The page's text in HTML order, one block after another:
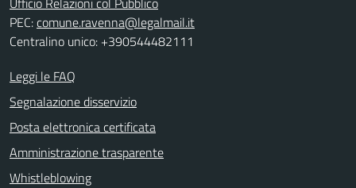
PEC:comune.ravenna@legalmail.it
Centralino unico: +390544482111
Leggi le FAQ
Segnalazione disservizio
Posta elettronica certificata
Amministrazione trasparente
Whistleblowing